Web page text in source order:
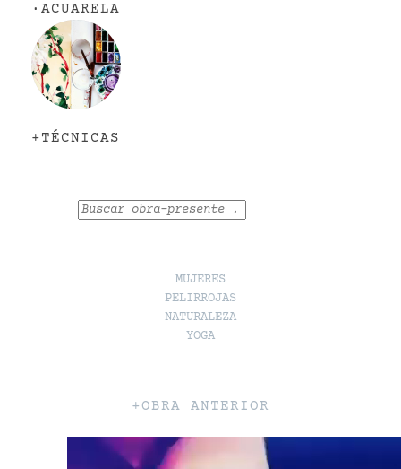
· ACUARELA
+TÉCNICAS
MUJERES
PELIRROJAS
NATURALEZA
YOGA
+OBRA ANTERIOR